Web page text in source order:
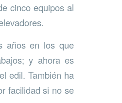
cinco equipos al
años en los que
y ahora es
edil. También ha
facilidad si no se